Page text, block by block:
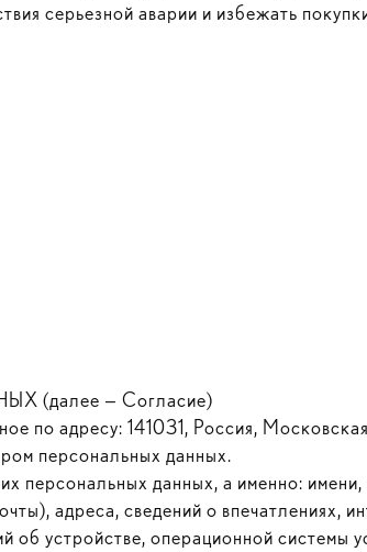
серьезной аварии и избежать
— Согласие)
по адресу: 141031, Россия,
персональных данных.
персональных данных, а именно:
адреса, сведений о впечатлениях,
устройстве, операционной системы